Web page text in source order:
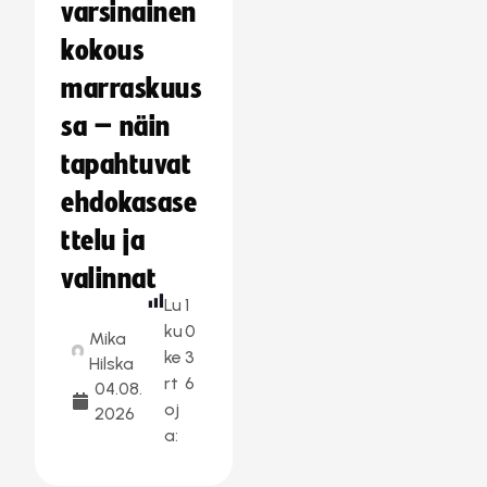
varsinainen
kokous
marraskuus
sa – näin
tapahtuvat
ehdokasase
ttelu ja
valinnat
Mika
Hilska
04.08.
2026
Lu
ku
ke
rt
oj
a:
1
0
3
6